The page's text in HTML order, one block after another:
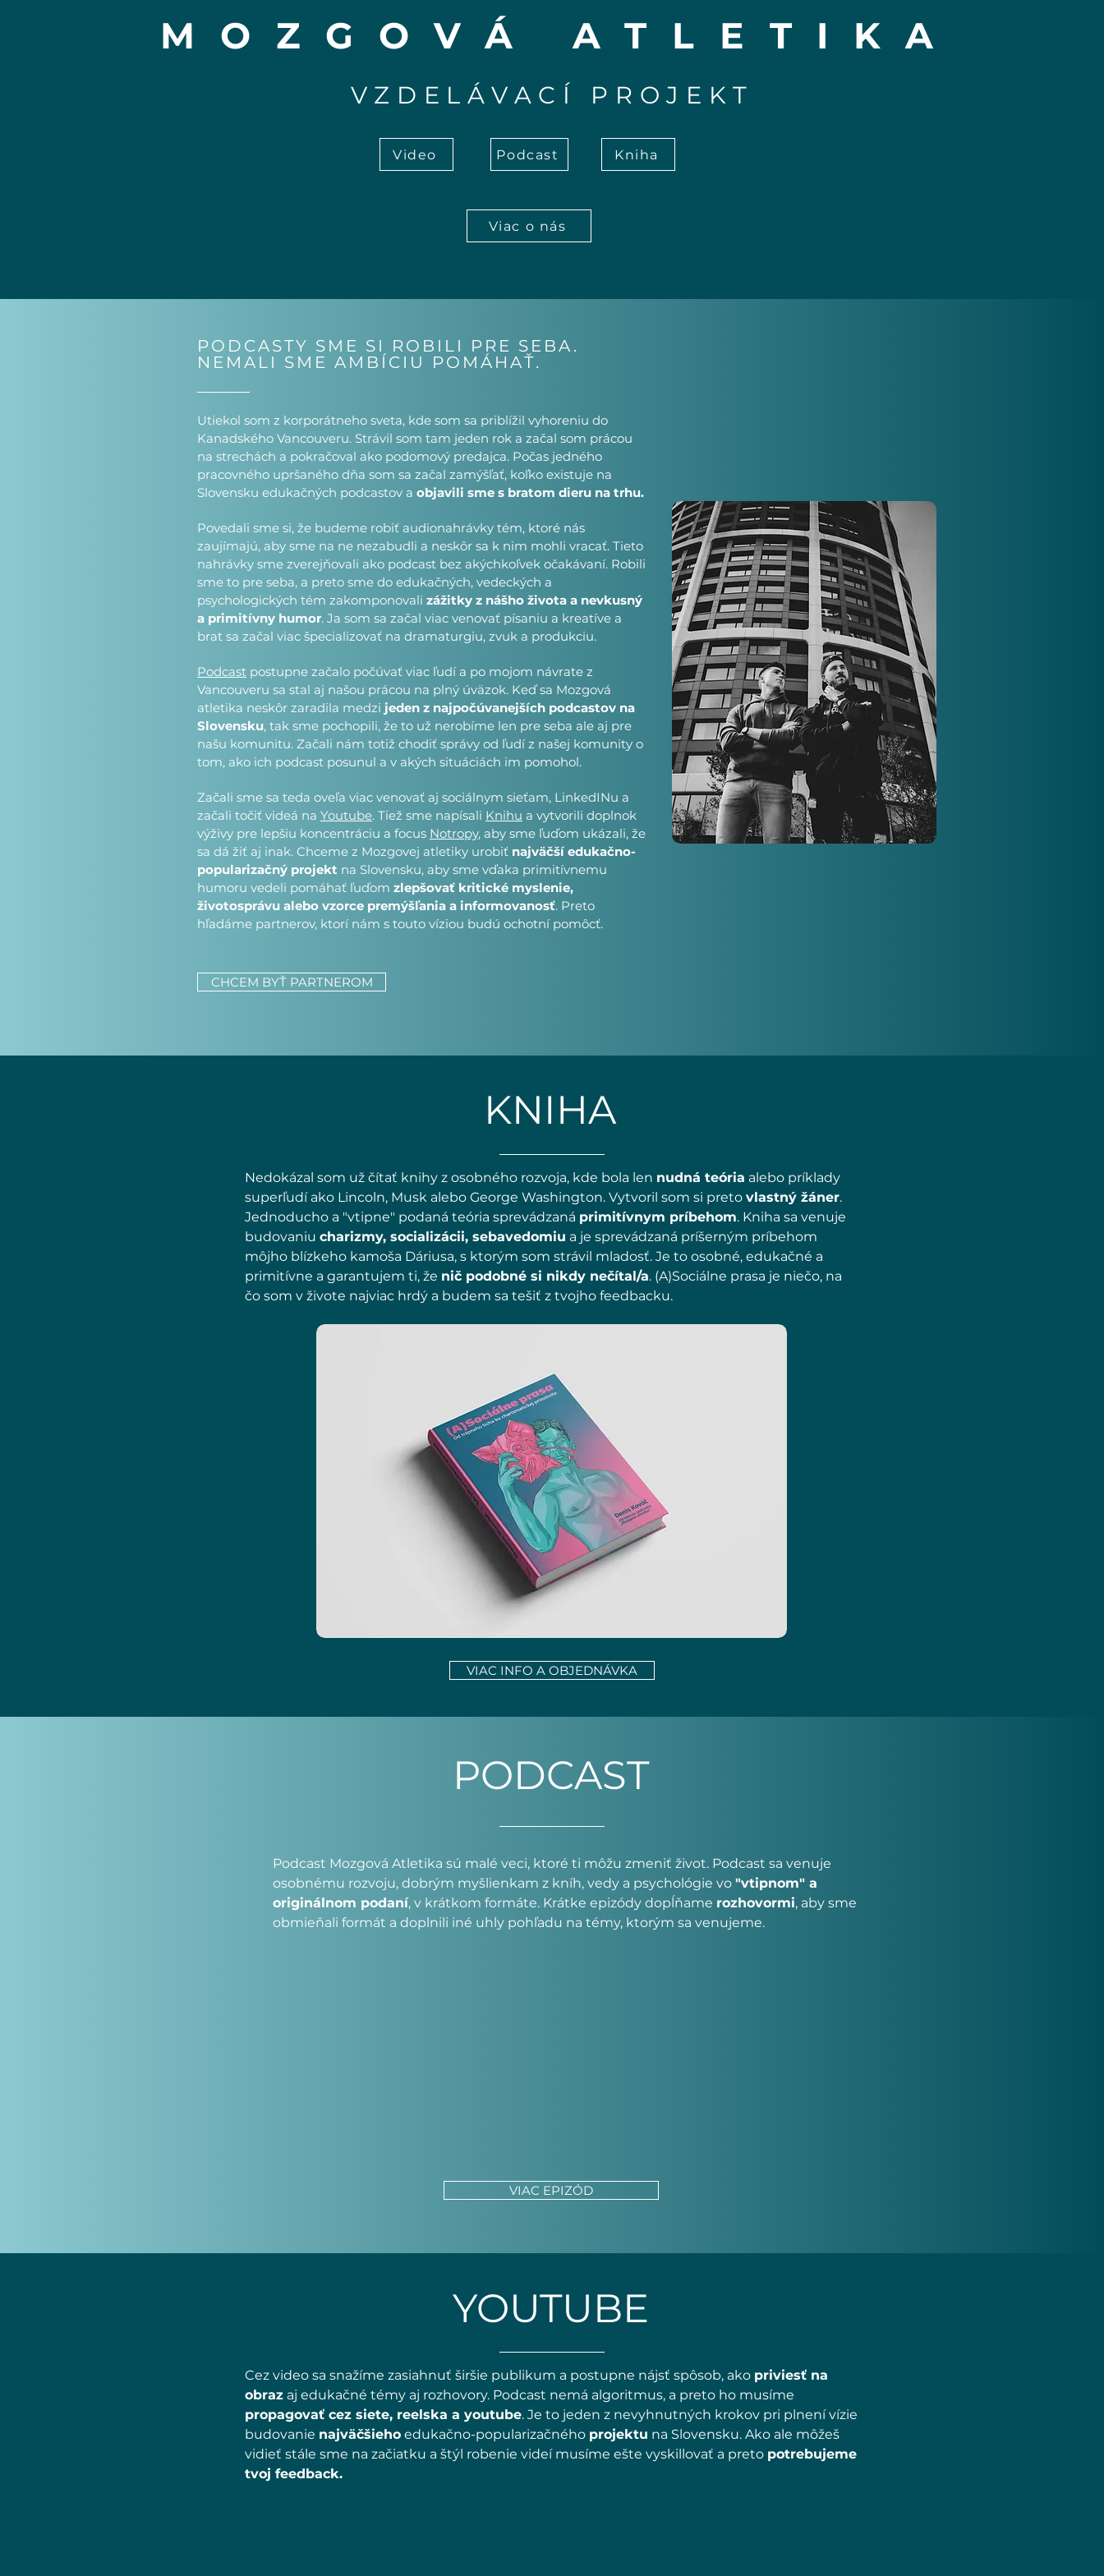
MOZGOVÁ ATLETIKA
VZDELÁVACÍ PROJEKT
Video Podcast Kniha
Viac o nás
PODCASTY SME SI ROBILI PRE SEBA.
NEMALI SME AMBÍCIU POMÁHAŤ.
Utiekol som z korporátneho sveta, kde som sa priblížil vyhoreniu do
Kanadského Vancouveru. Strávil som tam jeden rok a začal som prácou
na strechách a pokračoval ako podomový predajca. Počas jedného
pracovného upršaného dňa som sa začal zamýšľať, koľko existuje na
Slovensku edukačných podcastov a objavili sme s bratom dieru na trhu.
Povedali sme si, že budeme robiť audionahrávky tém, ktoré nás
zaujímajú, aby sme na ne nezabudli a neskôr sa k nim mohli vracať. Tieto
nahrávky sme zverejňovali ako podcast bez akýchkoľvek očakávaní. Robili
sme to pre seba, a preto sme do edukačných, vedeckých a
psychologických tém zakomponovali zážitky z nášho života a nevkusný
a primitívny humor. Ja som sa začal viac venovať písaniu a kreatíve a
brat sa začal viac špecializovať na dramaturgiu, zvuk a produkciu.
Podcast postupne začalo počúvať viac ľudí a po mojom návrate z
Vancouveru sa stal aj našou prácou na plný úväzok. Keď sa Mozgová
atletika neskôr zaradila medzi jeden z najpočúvanejších podcastov na
Slovensku, tak sme pochopili, že to už nerobíme len pre seba ale aj pre
našu komunitu. Začali nám totiž chodiť správy od ľudí z našej komunity o
tom, ako ich podcast posunul a v akých situáciách im pomohol.
Začali sme sa teda oveľa viac venovať aj sociálnym sieťam, LinkedINu a
začali točiť videá na Youtube. Tiež sme napísali Knihu a vytvorili doplnok
výživy pre lepšiu koncentráciu a focus Notropy, aby sme ľuďom ukázali, že
sa dá žiť aj inak. Chceme z Mozgovej atletiky urobiť najväčší edukačno-
popularizačný projekt na Slovensku, aby sme vďaka primitívnemu
humoru vedeli pomáhať ľuďom zlepšovať kritické myslenie,
životosprávu alebo vzorce premýšľania a informovanosť. Preto
hľadáme partnerov, ktorí nám s touto víziou budú ochotní pomôcť.
CHCEM BYŤ PARTNEROM
KNIHA
Nedokázal som už čítať knihy z osobného rozvoja, kde bola len nudná teória alebo príklady
superľudí ako Lincoln, Musk alebo George Washington. Vytvoril som si preto vlastný žáner.
Jednoducho a "vtipne" podaná teória sprevádzaná primitívnym príbehom. Kniha sa venuje
budovaniu charizmy, socializácii, sebavedomiu a je sprevádzaná príšerným príbehom
môjho blízkeho kamoša Dáriusa, s ktorým som strávil mladosť. Je to osobné, edukačné a
primitívne a garantujem ti, že nič podobné si nikdy nečítal/a. (A)Sociálne prasa je niečo, na
čo som v živote najviac hrdý a budem sa tešiť z tvojho feedbacku.
VIAC INFO A OBJEDNÁVKA
PODCAST
Podcast Mozgová Atletika sú malé veci, ktoré ti môžu zmeniť život. Podcast sa venuje
osobnému rozvoju, dobrým myšlienkam z kníh, vedy a psychológie vo "vtipnom" a
originálnom podaní, v krátkom formáte. Krátke epizódy dopĺňame rozhovormi, aby sme
obmieňali formát a doplnili iné uhly pohľadu na témy, ktorým sa venujeme.
VIAC EPIZÓD
YOUTUBE
Cez video sa snažíme zasiahnuť širšie publikum a postupne nájsť spôsob, ako priviesť na
obraz aj edukačné témy aj rozhovory. Podcast nemá algoritmus, a preto ho musíme
propagovať cez siete, reelska a youtube. Je to jeden z nevyhnutných krokov pri plnení vízie
budovanie najväčšieho edukačno-popularizačného projektu na Slovensku. Ako ale môžeš
vidieť stále sme na začiatku a štýl robenie videí musíme ešte vyskillovať a preto potrebujeme
tvoj feedback.